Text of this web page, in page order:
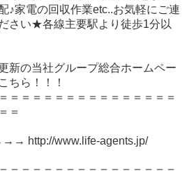
♪家電の回収作業etc..お気軽にご連
さい★各線主要駅より徒歩1分以
新の当社グループ総合ホームペー
ちら！！！
＝＝＝＝＝＝＝＝＝＝＝＝＝＝＝
＝
http://www.life-agents.jp/